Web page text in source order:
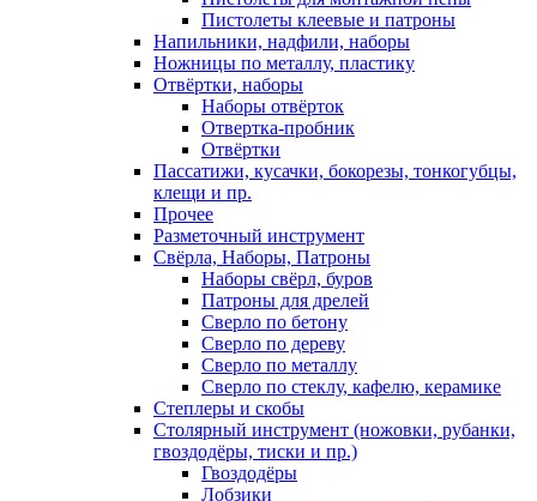
Пистолеты клеевые и патроны
Напильники, надфили, наборы
Ножницы по металлу, пластику
Отвёртки, наборы
Наборы отвёрток
Отвертка-пробник
Отвёртки
Пассатижи, кусачки, бокорезы, тонкогубцы,
клещи и пр.
Прочее
Разметочный инструмент
Свёрла, Наборы, Патроны
Наборы свёрл, буров
Патроны для дрелей
Сверло по бетону
Сверло по дереву
Сверло по металлу
Сверло по стеклу, кафелю, керамике
Степлеры и скобы
Столярный инструмент (ножовки, рубанки,
гвоздодёры, тиски и пр.)
Гвоздодёры
Лобзики